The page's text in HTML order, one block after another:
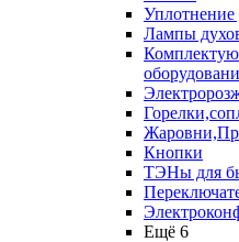
Уплотнение
Лампы
Кнопки
ТЭНы для
Ещё 6